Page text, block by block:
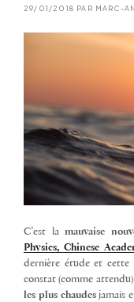
29/01/2018 PAR MARC-
C’est lamauvaise
Physics, Chinese
dernière étude et cette
constat (comme attendu)
les plus chaudesjamais